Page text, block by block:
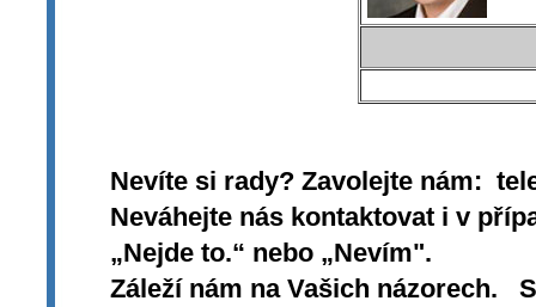
Nevíte si rady? Zavolejte nám:
Neváhejte nás kontaktovat i v
„Nejde to.“ nebo „Nevím".
Záleží nám na Vašich názorech.